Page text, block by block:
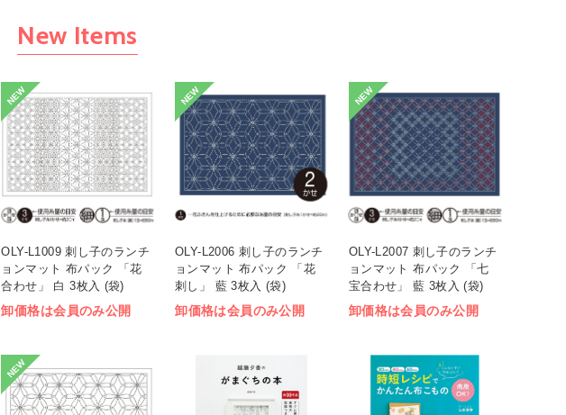
New Items
NEW
OLY-L1009 刺し子のランチ
ョンマット 布パック 「花
合わせ」 白 3枚入 (袋)
卸価格は会員のみ公開
NEW
OLY-L2006 刺し子のランチ
ョンマット 布パック 「花
刺し」 藍 3枚入 (袋)
卸価格は会員のみ公開
NEW
OLY-L2007 刺し子のランチ
ョンマット 布パック 「七
宝合わせ」 藍 3枚入 (袋)
卸価格は会員のみ公開
NEW